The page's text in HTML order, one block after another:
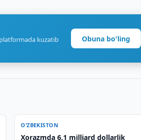
kuzatib
Obuna bo'ling
O‘ZBEKISTON
Xorazmda 6,1 milliard dollarlik